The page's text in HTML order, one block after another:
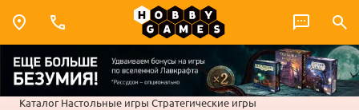
Каталог Настольные игры Стратегические игры